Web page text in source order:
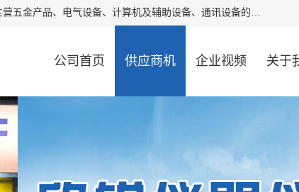
厦门欣锐仪器仪表有限公司成立于2006年，位于厦门市湖里区。公司主营五金产品、电气设备、计算机及辅助设备、通讯设备的批发与零售，同时涉及乐器、照相器材等文化用品的销售。此外，公司还提供通用设备、电气设备、仪器仪表的修理服务，以及信息系统集成、信息技术咨询、数据处理和存储等技术支持。公司致力于为客户提供全面的产品和服务，满足多样化的市场需求。
公司首页 供应商机 企业视频 关于